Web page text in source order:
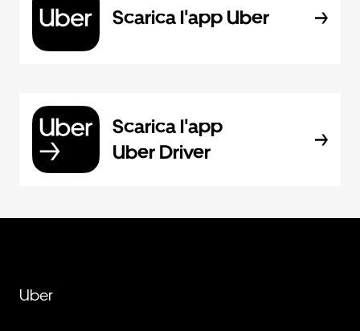
Scarica l'app Uber
Scarica l'app
Uber Driver
Uber